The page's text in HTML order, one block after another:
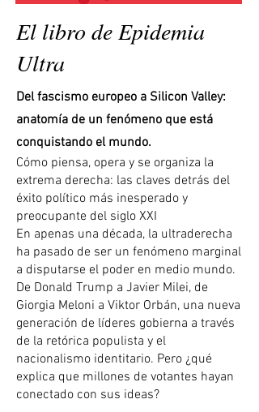
El libro de Epidemia
Ultra
Del fascismo europeo a Silicon Valley:
anatomía de un fenómeno que está
conquistando el mundo.
Cómo piensa, opera y se organiza la
extrema derecha: las claves detrás del
éxito político más inesperado y
preocupante del siglo XXI
En apenas una década, la ultraderecha
ha pasado de ser un fenómeno marginal
a disputarse el poder en medio mundo.
De Donald Trump a Javier Milei, de
Giorgia Meloni a Viktor Orbán, una nueva
generación de líderes gobierna a través
de la retórica populista y el
nacionalismo identitario. Pero ¿qué
explica que millones de votantes hayan
conectado con sus ideas?